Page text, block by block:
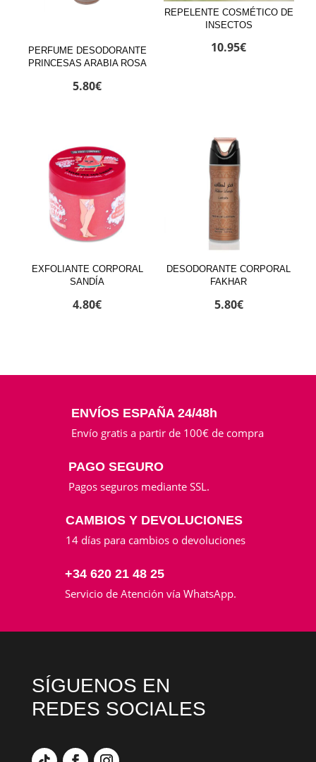
PERFUME DESODORANTE
PRINCESAS ARABIA ROSA
5.80€
REPELENTE COSMÉTICO DE
INSECTOS
10.95€
EXFOLIANTE CORPORAL
SANDÍA
4.80€
DESODORANTE CORPORAL
FAKHAR
5.80€
ENVÍOS ESPAÑA 24/48h
Envío gratis a partir de 100€ de compra
PAGO SEGURO
Pagos seguros mediante SSL.
CAMBIOS Y DEVOLUCIONES
14 días para cambios o devoluciones
+34 620 21 48 25
Servicio de Atención vía WhatsApp.
SÍGUENOS EN
REDES SOCIALES